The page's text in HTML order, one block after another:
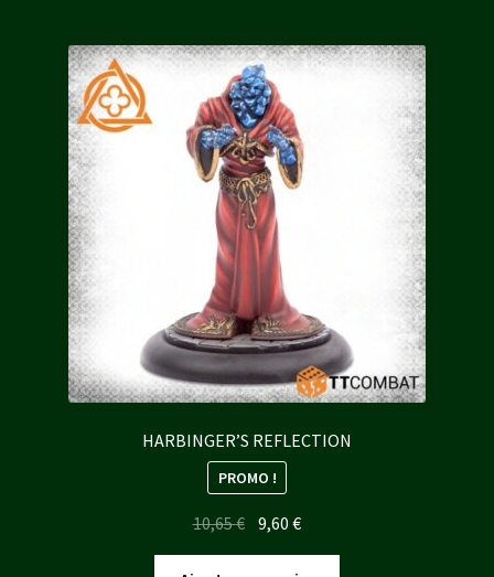
HARBINGER’S REFLECTION
PROMO !
10,65€ Le
9,60€Le